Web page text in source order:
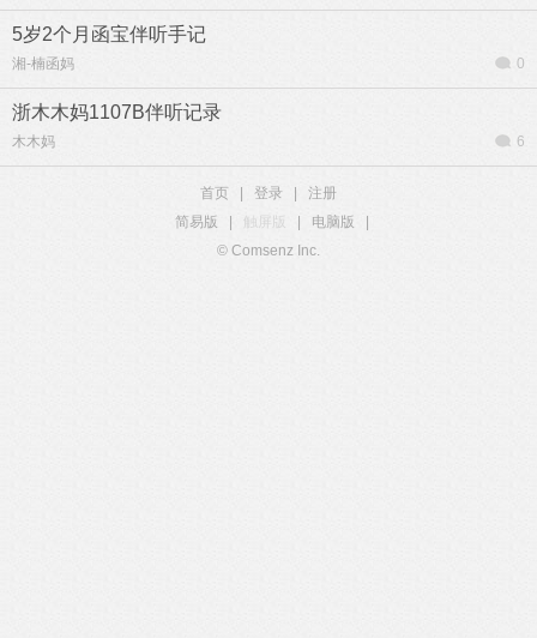
5岁2个月函宝伴听手记
湘-楠函妈 0
浙木木妈1107B伴听记录
木木妈 6
首页 登录
注册
简易版
触屏版 电脑版
© Comsenz Inc.